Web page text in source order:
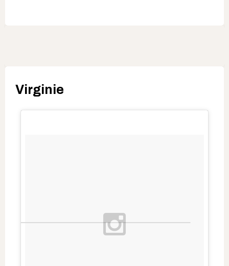
Virginie